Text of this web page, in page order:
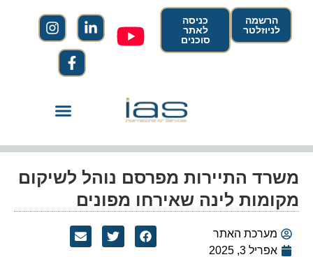
הרשמה
לניוזלטר
כניסה
לאתר
סוכנים
משרד התיירות מפרסם נוהל לשיקום
מקומות לינה שאירחו מפונים
מערכת האתר
אפריל 3, 2025